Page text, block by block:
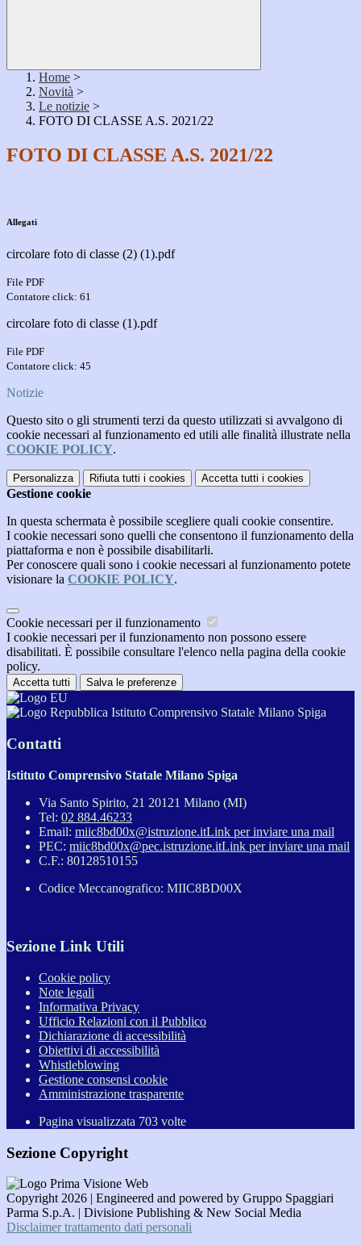
Home >
Novità >
Le notizie >
FOTO DI CLASSE A.S. 2021/22
FOTO DI CLASSE A.S. 2021/22
Allegati
circolare foto di classe (2) (1).pdf
File PDF
Contatore click: 61
circolare foto di classe (1).pdf
File PDF
Contatore click: 45
Notizie
Questo sito o gli strumenti terzi da questo utilizzati si avvalgono di
cookie necessari al funzionamento ed utili alle finalità illustrate nella
COOKIE POLICY.
Personalizza Rifiuta tutti i cookies Accetta tutti i cookies
Gestione cookie
In questa schermata è possibile scegliere quali cookie consentire.
I cookie necessari sono quelli che consentono il funzionamento della
piattaforma e non è possibile disabilitarli.
Per conoscere quali sono i cookie necessari al funzionamento potete
visionare la COOKIE POLICY.
Cookie necessari per il funzionamento
I cookie necessari per il funzionamento non possono essere
disabilitati. È possibile consultare l'elenco nella pagina della cookie
policy.
Accetta tutti Salva le preferenze
Istituto Comprensivo Statale Milano Spiga
Contatti
Istituto Comprensivo Statale Milano Spiga
Via Santo Spirito, 21 20121 Milano (MI)
Tel: 02 884.46233
Email: miic8bd00x@istruzione.itLink per inviare una mail
PEC: miic8bd00x@pec.istruzione.itLink per inviare una mail
C.F.: 80128510155
Codice Meccanografico: MIIC8BD00X
Sezione Link Utili
Cookie policy
Note legali
Informativa Privacy
Ufficio Relazioni con il Pubblico
Dichiarazione di accessibilità
Obiettivi di accessibilità
Whistleblowing
Gestione consensi cookie
Amministrazione trasparente
Pagina visualizzata 703 volte
Sezione Copyright
Copyright 2026 | Engineered and powered by Gruppo Spaggiari
Parma S.p.A. | Divisione Publishing & New Social Media
Disclaimer trattamento dati personali